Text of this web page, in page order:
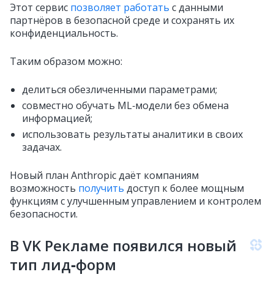
Этот сервис позволяет работать с данными
партнёров в безопасной среде и сохранять их
конфиденциальность.
Таким образом можно:
делиться обезличенными параметрами;
совместно обучать ML‑модели без обмена
информацией;
использовать результаты аналитики в своих
задачах.
Новый план Anthropic даёт компаниям
возможность получить доступ к более мощным
функциям с улучшенным управлением и контролем
безопасности.
В VK Рекламе появился новый
тип лид‑форм